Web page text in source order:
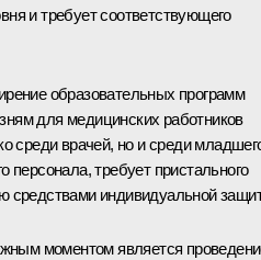
и требует соответствующего
образовательных программ
для медицинских работников
среди врачей, но и среди
персонала, требует пристального
средствами индивидуальной
моментом является